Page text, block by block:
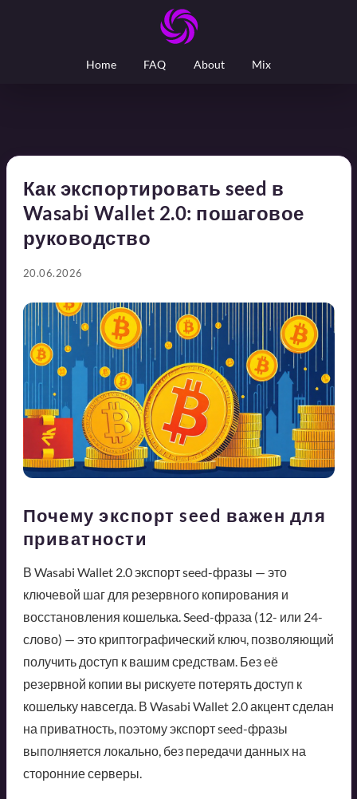
Home FAQ About Mix
Как экспортировать seed в
Wasabi Wallet 2.0: пошаговое
руководство
20.06.2026
Почему экспорт seed важен для
приватности
В Wasabi Wallet 2.0 экспорт seed-фразы — это
ключевой шаг для резервного копирования и
восстановления кошелька. Seed-фраза (12- или 24-
слово) — это криптографический ключ, позволяющий
получить доступ к вашим средствам. Без её
резервной копии вы рискуете потерять доступ к
кошельку навсегда. В Wasabi Wallet 2.0 акцент сделан
на приватность, поэтому экспорт seed-фразы
выполняется локально, без передачи данных на
сторонние серверы.